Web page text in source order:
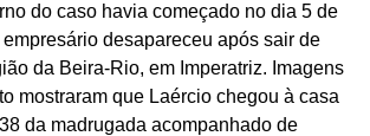
do caso havia começado no dia 5 de
desapareceu após sair de
da Beira-Rio, em Imperatriz. Imagens
mostraram que Laércio chegou à casa
da madrugada acompanhado de